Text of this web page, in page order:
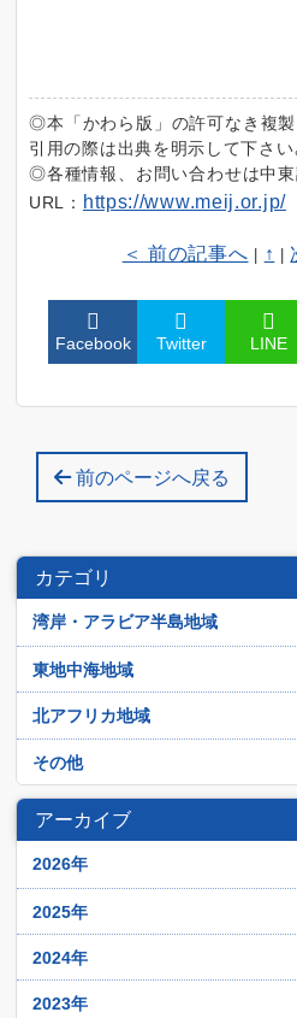
◎本「かわら版」の許可なき複製
引用の際は出典を明示して下さい
◎各種情報、お問い合わせは中東
URL： https://www.meij.or.jp/
＜ 前の記事へ ↑
Facebook Twitter LINE
前のページへ戻る
カテゴリ
湾岸・アラビア半島地域
アラブ首長国連邦
イエメン
イラク
オマーン
カタル
クウェイト
サウジアラビア
バハレーン
東地中海地域
イスラエル
トルコ
パレスチナ
ヨルダン
レバノン
北アフリカ地域
アルジェリア
エジプト
チュニジア
モロッコ
リビア
その他
アフガニスタン
イスラーム過激派
アーカイブ
2026年
12月
10月
2025年
12月
2024年
12月
2023年